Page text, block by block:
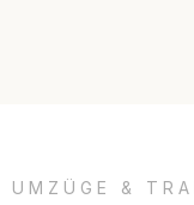
UMZÜGE &